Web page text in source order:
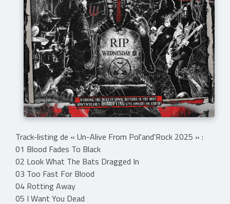
Track-listing de « Un-Alive From Pol'and'Rock 2025 » :
01 Blood Fades To Black
02 Look What The Bats Dragged In
03 Too Fast For Blood
04 Rotting Away
05 I Want You Dead